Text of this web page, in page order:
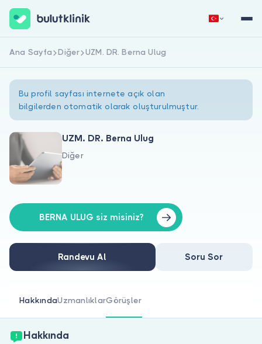
Hakkımızda
Doktorlar için
Doktor musunuz?
Hemen Kaydol
Ana Sayfa Diğer UZM. DR. Berna Ulug
Bu profil sayfası internete açık olan
bilgilerden otomatik olarak oluşturulmuştur.
UZM. DR. Berna Ulug
Diğer
BERNA ULUG siz misiniz?
Randevu Al Soru Sor
HakkındaUzmanlıklarGörüşler
Hakkında